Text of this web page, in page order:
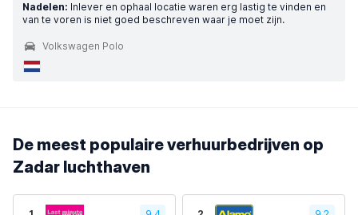
Nadelen: Inlever en ophaal locatie waren erg lastig te vinden en
van te voren is niet goed beschreven waar je moet zijn.
Volkswagen Polo
De meest populaire verhuurbedrijven op
Zadar luchthaven